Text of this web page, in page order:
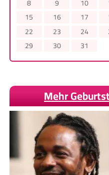
8
9 10
15
16 17
22
23 24
29
30 31
Mehr